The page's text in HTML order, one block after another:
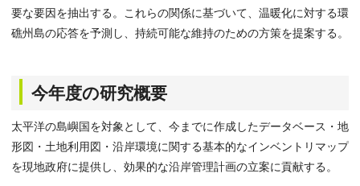
要な要因を抽出する。これらの関係に基づいて、温暖化に対する環
礁州島の応答を予測し、持続可能な維持のための方策を提案する。
今年度の研究概要
太平洋の島嶼国を対象として、今までに作成したデータベース・地
形図・土地利用図・沿岸環境に関する基本的なインベントリマップ
を現地政府に提供し、効果的な沿岸管理計画の立案に貢献する。